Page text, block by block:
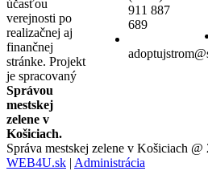
účasťou
verejnosti po
realizačnej aj
finančnej
stránke. Projekt
je spracovaný
Správou
mestskej
zelene v
Košiciach.
911 887
689
Správa mestskej zelene v Košiciach @
WEB4U.sk Administrácia